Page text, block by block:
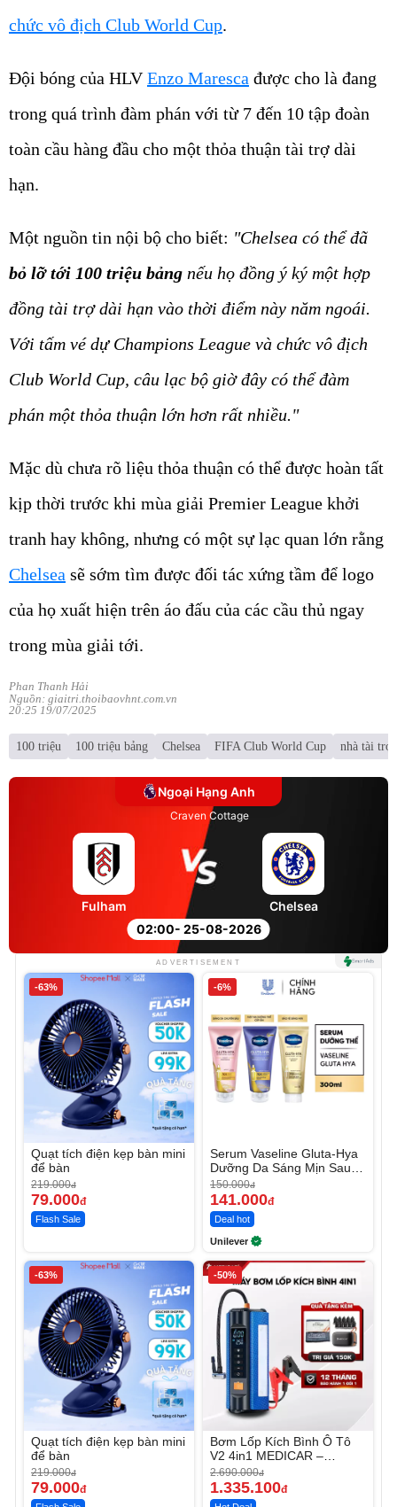
chức vô địch Club World Cup.
Đội bóng của HLVEnzo Maresca được cho là đang
trong quá trình đàm phán với từ 7 đến 10 tập đoàn
toàn cầu hàng đầu cho một thỏa thuận tài trợ dài
hạn.
Một nguồn tin nội bộ cho biết: "Chelsea có thể đã
bỏ lỡ tới 100 triệu bảng nếu họ đồng ý ký một hợp
đồng tài trợ dài hạn vào thời điểm này năm ngoái.
Với tấm vé dự Champions League và chức vô địch
Club World Cup, câu lạc bộ giờ đây có thể đàm
phán một thỏa thuận lớn hơn rất nhiều."
Mặc dù chưa rõ liệu thỏa thuận có thể được hoàn tất
kịp thời trước khi mùa giải Premier League khởi
tranh hay không, nhưng có một sự lạc quan lớn rằng
Chelsea sẽ sớm tìm được đối tác xứng tầm để logo
của họ xuất hiện trên áo đấu của các cầu thủ ngay
trong mùa giải tới.
Phan Thanh Hải
Nguồn: giaitri.thoibaovhnt.com.vn
20:25 19/07/2025
100 triệu 100 triệu bảng Chelsea FIFA Club World Cup nhà tài trợ
Ngoại Hạng Anh
Craven Cottage
02:00- 25-08-2026
Fulham Chelsea
ADVERTISEMENT
-63%
Quạt tích điện kẹp bàn mini
để bàn
219.000đ
79.000đ
Flash Sale
-6%
Serum Vaseline Gluta-Hya
Dưỡng Da Sáng Mịn Sau 7
Ngày
150.000đ
141.000đ
Deal hot
Unilever
-63%
Quạt tích điện kẹp bàn mini
để bàn
219.000đ
79.000đ
-50%
Bơm Lốp Kích Bình Ô Tô
V2 4in1 MEDICAR –
12.000mAh
2.690.000đ
1.335.100đ